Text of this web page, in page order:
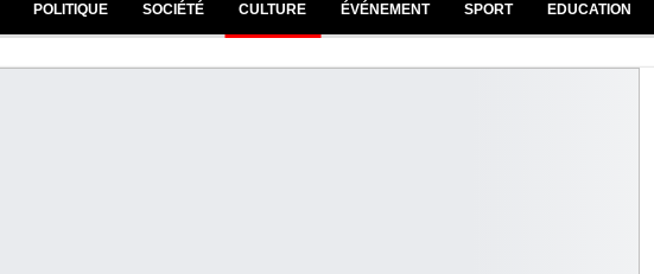
POLITIQUE SOCIÉTÉ CULTURE ÉVÉNEMENT SPORT EDUCATION